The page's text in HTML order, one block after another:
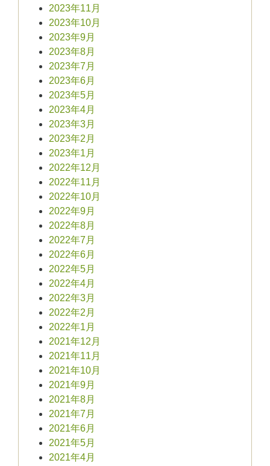
2023年11月
2023年10月
2023年9月
2023年8月
2023年7月
2023年6月
2023年5月
2023年4月
2023年3月
2023年2月
2023年1月
2022年12月
2022年11月
2022年10月
2022年9月
2022年8月
2022年7月
2022年6月
2022年5月
2022年4月
2022年3月
2022年2月
2022年1月
2021年12月
2021年11月
2021年10月
2021年9月
2021年8月
2021年7月
2021年6月
2021年5月
2021年4月